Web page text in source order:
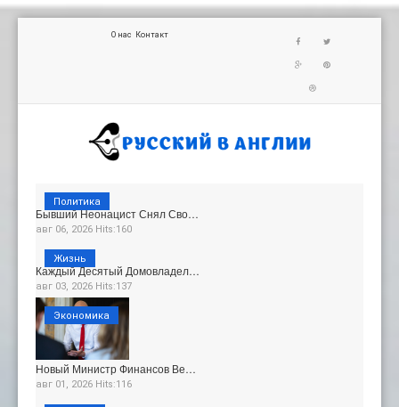
О нас Контакт
Бывший Неонацист Снял Сво…
авг 06, 2026 Hits:160
Политика
Каждый Десятый Домовладел…
авг 03, 2026 Hits:137
Жизнь
Новый Министр Финансов Ве…
авг 01, 2026 Hits:116
Экономика